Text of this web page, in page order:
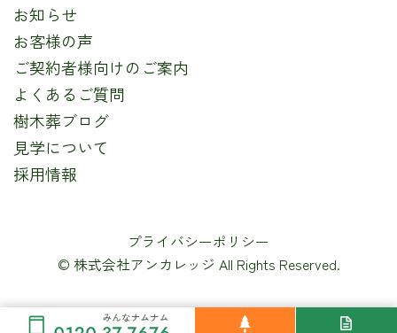
お知らせ
お客様の声
ご契約者様向けのご案内
よくあるご質問
樹木葬ブログ
見学について
採用情報
プライバシーポリシー
© 株式会社アンカレッジ All Rights Reserved.